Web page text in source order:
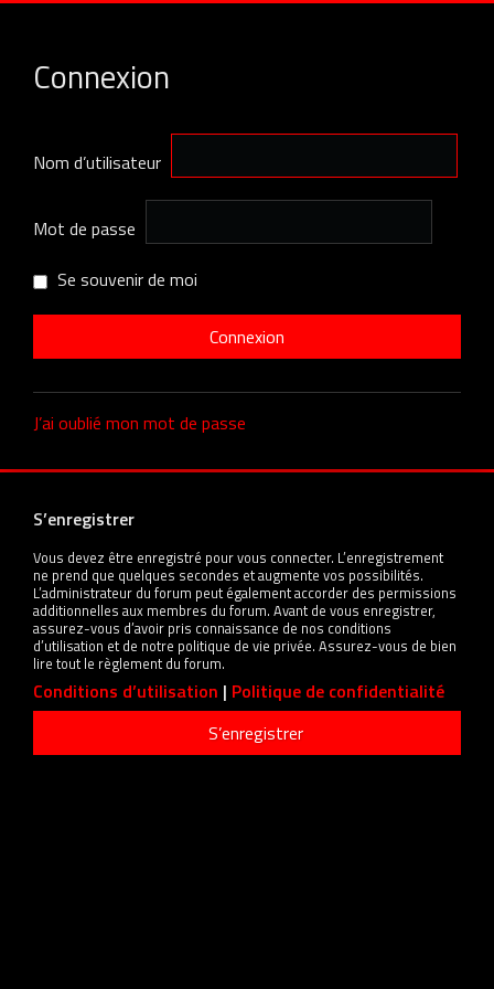
Connexion
Nom d’utilisateur
Mot de passe
Se souvenir de moi
J’ai oublié mon mot de passe
S’enregistrer
Vous devez être enregistré pour vous connecter. L’enregistrement
ne prend que quelques secondes et augmente vos possibilités.
L’administrateur du forum peut également accorder des permissions
additionnelles aux membres du forum. Avant de vous enregistrer,
assurez-vous d’avoir pris connaissance de nos conditions
d’utilisation et de notre politique de vie privée. Assurez-vous de bien
lire tout le règlement du forum.
Conditions d’utilisation | Politique de confidentialité
S’enregistrer